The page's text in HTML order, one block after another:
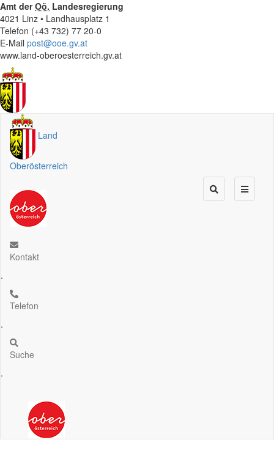
Amt derOö. Landesregierung
4021 Linz • Landhausplatz 1
Telefon (+43 732) 77 20-0
E-Mail post@ooe.gv.at
www.land-oberoesterreich.gv.at
Land
Oberösterreich
Kontakt
.
Telefon
.
Suche
.